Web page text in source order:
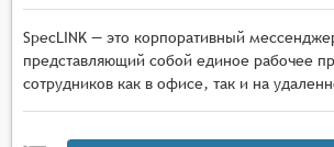
SpecLINK — это корпоративный
представляющий собой единое рабочее
сотрудников как в офисе, так и на